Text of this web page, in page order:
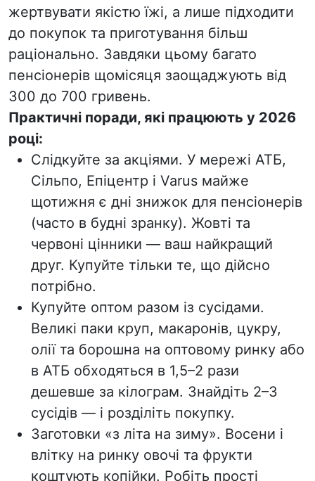
жертвувати якістю їжі, а лише підходити
до покупок та приготування більш
раціонально. Завдяки цьому багато
пенсіонерів щомісяця заощаджують від
300 до 700 гривень.
Практичні поради, які працюють у 2026
році:
Слідкуйте за акціями. У мережі АТБ,
Сільпо, Епіцентр і Varus майже
щотижня є дні знижок для пенсіонерів
(часто в будні зранку). Жовті та
червоні цінники — ваш найкращий
друг. Купуйте тільки те, що дійсно
потрібно.
Купуйте оптом разом із сусідами.
Великі паки круп, макаронів, цукру,
олії та борошна на оптовому ринку або
в АТБ обходяться в 1,5–2 рази
дешевше за кілограм. Знайдіть 2–3
сусідів — і розділіть покупку.
Заготовки «з літа на зиму». Восени і
влітку на ринку овочі та фрукти
коштують копійки. Робіть прості